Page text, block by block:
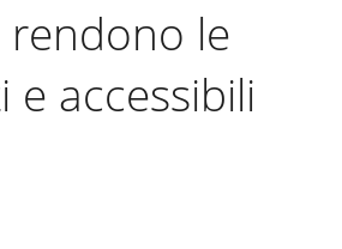
rendono le
accessibili